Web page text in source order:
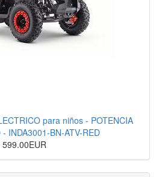
para niños - POTENCIA
INDA3001-BN-ATV-RED
599.00EUR